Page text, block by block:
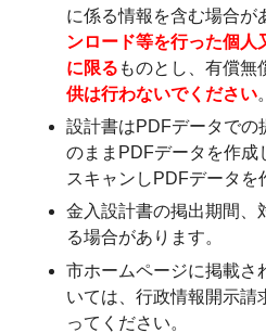
に係る情報を含む場合が
ンロード等を行った個人
に限る ものとし、有償無
供は行わないでください。
設計書はPDFデータでの
のままPDFデータを作成
スキャンしPDFデータを
金入設計書の掲出期間、
る場合があります。
市ホームページに掲載さ
いては、行政情報開示請
ってください。